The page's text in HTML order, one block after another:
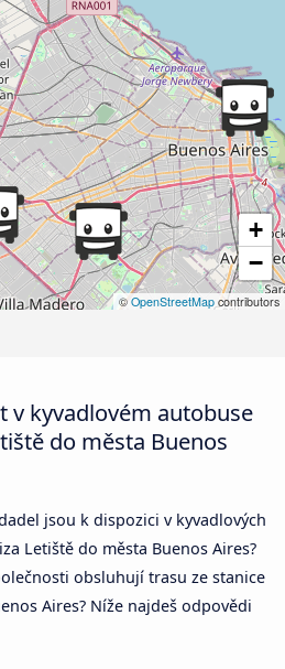
+
−
© OpenStreetMap contributors
v kyvadlovém autobuse
do města Buenos
jsou k dispozici v kyvadlových
Letiště do města Buenos Aires?
obsluhují trasu ze stanice
Aires? Níže najdeš odpovědi